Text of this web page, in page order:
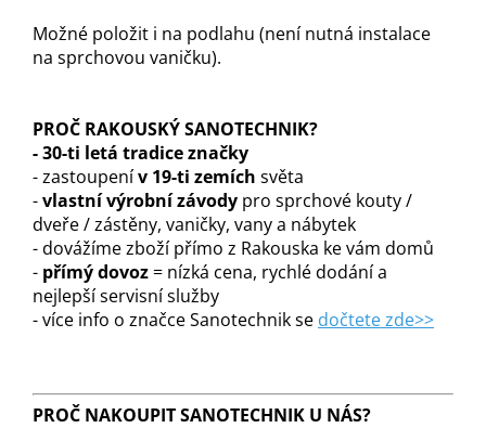
Možné položit i na podlahu (není nutná instalace
na sprchovou vaničku).
PROČ RAKOUSKÝ SANOTECHNIK?
-30-ti letá tradice značky
- zastoupenív 19-ti zemích světa
-vlastní výrobní závody pro sprchové kouty /
dveře / zástěny, vaničky, vany a nábytek
- dovážíme zboží přímo z Rakouska ke vám domů
- přímý dovoz= nízká cena, rychlé dodání a
nejlepší servisní služby
- více info o značce Sanotechnik se dočtete zde>>
PROČ NAKOUPIT SANOTECHNIK U NÁS?